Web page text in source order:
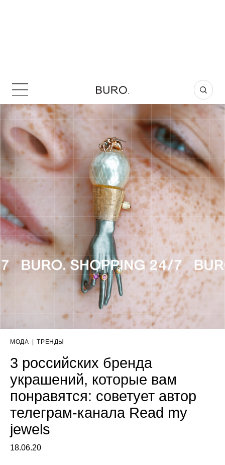
МОДА ТРЕНДЫ
3 российских бренда
украшений, которые вам
понравятся: советует автор
телеграм-канала Read my
jewels
18.06.20